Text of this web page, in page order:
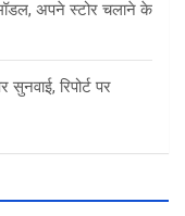
अपने स्टोर चलाने के
सुनवाई, रिपोर्ट पर